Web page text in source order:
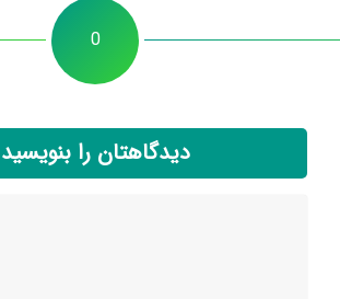
0
دیدگاهتان را بنویسید